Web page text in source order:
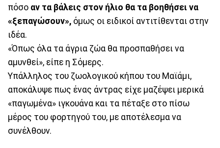
πόσο αν τα βάλεις στον ήλιο θα τα βοηθήσει να
«ξεπαγώσουν», όμως οι ειδικοί αντιτίθενται στην
ιδέα.
«Όπως όλα τα άγρια ζώα θα προσπαθήσει να
αμυνθεί», είπε η Σόμερς.
Υπάλληλος του ζωολογικού κήπου του Μαϊάμι,
αποκάλυψε πως ένας άντρας είχε μαζέψει μερικά
«παγωμένα» ιγκουάνα και τα πέταξε στο πίσω
μέρος του φορτηγού του, με αποτέλεσμα να
συνέλθουν.